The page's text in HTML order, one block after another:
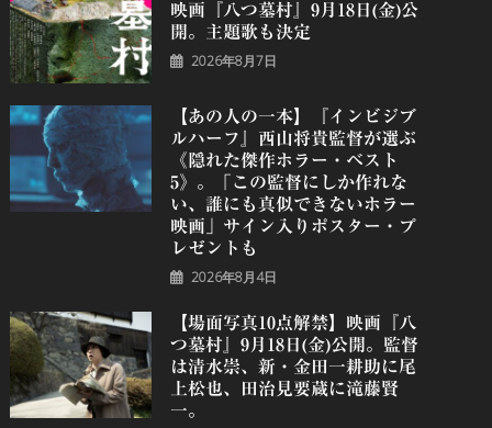
映画『八つ墓村』9月18日(金)公
開。主題歌も決定
2026年8月7日
【あの人の一本】『インビジブ
ルハーフ』⻄⼭将貴監督が選ぶ
《隠れた傑作ホラー・ベスト
5》。「この監督にしか作れな
い、誰にも真似できないホラー
映画」サイン入りポスター・プ
レゼントも
2026年8月4日
【場面写真10点解禁】映画『八
つ墓村』9月18日(金)公開。監督
は清水崇、新・金田一耕助に尾
上松也、田治見要蔵に滝藤賢
一。